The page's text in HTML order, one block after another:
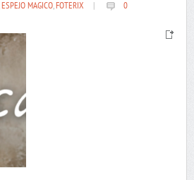
ESPEJO MAGICO,FOTERIX 0